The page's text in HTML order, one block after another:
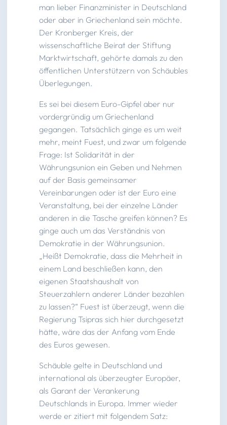
man lieber Finanzminister in Deutschland
oder aber in Griechenland sein möchte.
Der Kronberger Kreis, der
wissenschaftliche Beirat der Stiftung
Marktwirtschaft, gehörte damals zu den
öffentlichen Unterstützern von Schäubles
Überlegungen.
Es sei bei diesem Euro-Gipfel aber nur
vordergründig um Griechenland
gegangen. Tatsächlich ginge es um weit
mehr, meint Fuest, und zwar um folgende
Frage: Ist Solidarität in der
Währungsunion ein Geben und Nehmen
auf der Basis gemeinsamer
Vereinbarungen oder ist der Euro eine
Veranstaltung, bei der einzelne Länder
anderen in die Tasche greifen können? Es
ginge auch um das Verständnis von
Demokratie in der Währungsunion.
„Heißt Demokratie, dass die Mehrheit in
einem Land beschließen kann, den
eigenen Staatshaushalt von
Steuerzahlern anderer Länder bezahlen
zu lassen?“ Fuest ist überzeugt, wenn die
Regierung Tsipras sich hier durchgesetzt
hätte, wäre das der Anfang vom Ende
des Euros gewesen.
Schäuble gelte in Deutschland und
international als überzeugter Europäer,
als Garant der Verankerung
Deutschlands in Europa. Immer wieder
werde er zitiert mit folgendem Satz: